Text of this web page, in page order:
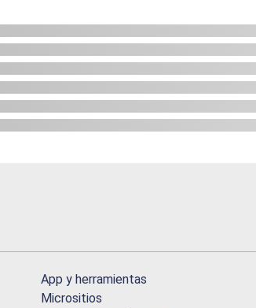
App y herramientas
Micrositios